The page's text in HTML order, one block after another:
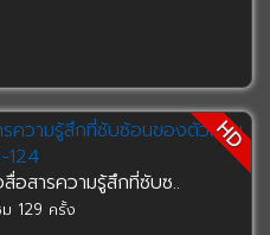
HD
อสารความรู้สึกที่ซับซ..
129 ครั้ง